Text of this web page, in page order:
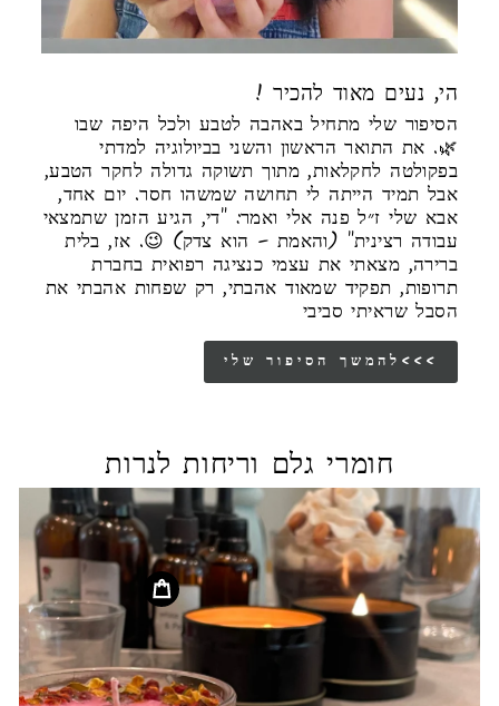
! הי, נעים מאוד להכיר
הסיפור שלי מתחיל באהבה לטבע ולכל היפה שבו
🌿. את התואר הראשון והשני בביולוגיה למדתי
בפקולטה לחקלאות, מתוך תשוקה גדולה לחקר הטבע,
אבל תמיד הייתה לי תחושה שמשהו חסר. יום אחד,
אבא שלי ז״ל פנה אלי ואמר: "די, הגיע הזמן שתמצאי
עבודה רצינית" (והאמת – הוא צדק) 😉. אז, בלית
ברירה, מצאתי את עצמי כנציגה רפואית בחברת
תרופות, תפקיד שמאוד אהבתי, רק שפחות אהבתי את
הסבל שראיתי סביבי
להמשך הסיפור שלי<<<
חומרי גלם וריחות לנרות